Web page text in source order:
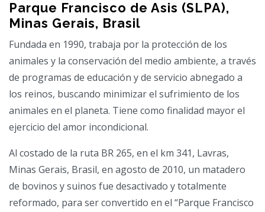
Parque Francisco de Asis (SLPA),
Minas Gerais, Brasil
Fundada en 1990, trabaja por la protección de los
animales y la conservación del medio ambiente, a través
de programas de educación y de servicio abnegado a
los reinos, buscando minimizar el sufrimiento de los
animales en el planeta. Tiene como finalidad mayor el
ejercicio del amor incondicional.
Al costado de la ruta BR 265, en el km 341, Lavras,
Minas Gerais, Brasil, en agosto de 2010, un matadero
de bovinos y suinos fue desactivado y totalmente
reformado, para ser convertido en el “Parque Francisco